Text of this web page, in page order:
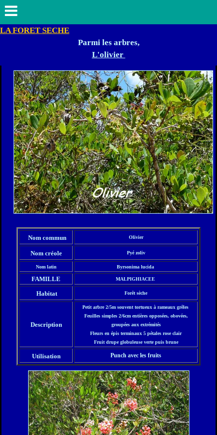
LA FORET SECHE
Parmi les arbres,
L'olivier
Nom commun Olivier
Nom créole Pyé zoliv
Nom latin Byrsonima lucida
FAMILLE MALPIGHIACEE
Habitat Forêt sèche
Description
Petit arbre 2/5m souvent tortueux à rameaux grêles
Feuilles simples 2/6cm entières opposées, obovées,
groupées aux extrémités
Fleurs en épis terminaux 5 pétales rose clair
Fruit drupe globuleuse verte puis brune
Utilisation Punch avec les fruits